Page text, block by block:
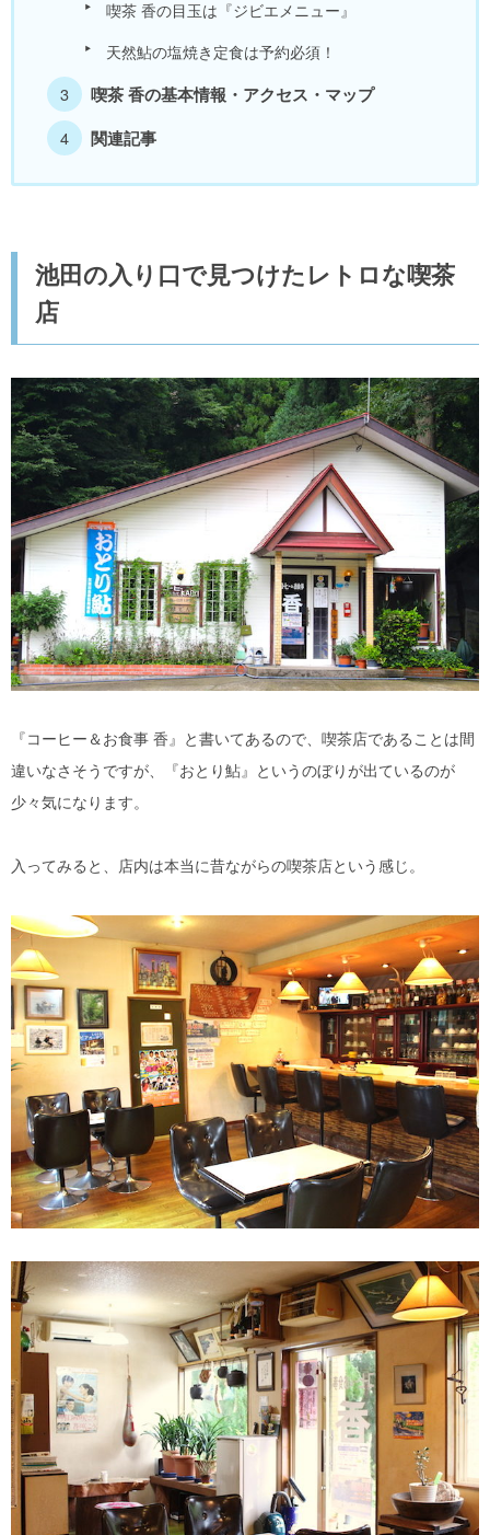
喫茶 香の目玉は『ジビエメニュー』
天然鮎の塩焼き定食は予約必須！
喫茶 香の基本情報・アクセス・マップ
関連記事
池田の入り口で見つけたレトロな喫茶
店
『コーヒー＆お食事 香』と書いてあるので、喫茶店であることは間
違いなさそうですが、『おとり鮎』というのぼりが出ているのが
少々気になります。
入ってみると、店内は本当に昔ながらの喫茶店という感じ。